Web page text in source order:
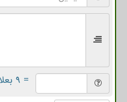
= ۹ بعلاوه ۲